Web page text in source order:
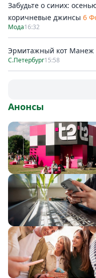
Забудьте о синих:
коричневые джинсы 6
Мода16:32
Эрмитажный кот Манеж
С.Петербург15:58
Анонсы